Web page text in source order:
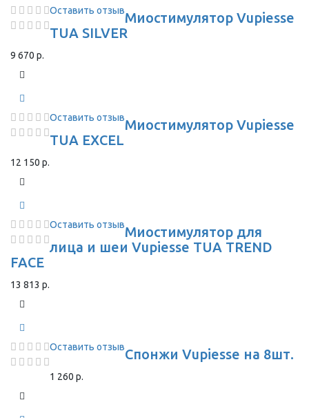
Оставить отзывМиостимулятор Vupiesse
TUA SILVER
9 670 р.
Оставить отзывМиостимулятор Vupiesse
TUA EXCEL
12 150 р.
Оставить отзывМиостимулятор для
лица и шеи Vupiesse TUA TREND
FACE
13 813 р.
Оставить отзывСпонжи Vupiesse на 8шт.
1 260 р.